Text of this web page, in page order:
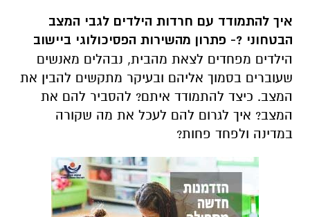
איך להתמודד עם חרדות הילדים לגבי המצב
הבטחוני ?- פתרון מהשירות הפסיכולוגי ביישוב
הילדים מפחדים לצאת מהבית, נבהלים מאנשים
שעוברים בסמוך אליהם ובעיקר מתקשים להבין את
המצב. כיצד להתמודד איתם? להסביר להם את
המצב? איך לגרום להם לעכל את מה שקורה
במדינה ולפחד פחות?